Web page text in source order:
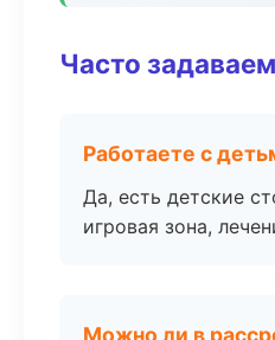
Часто
Работаете с
Да, есть детские
игровая зона,
Можно ли в